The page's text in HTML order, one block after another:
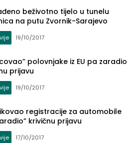
beživotno tijelo u tunelu
na putu Zvornik-Sarajevo
19/10/2017
polovnjake iz EU pa zaradio
prijavu
19/10/2017
registracije za automobile
krivičnu prijavu
17/10/2017